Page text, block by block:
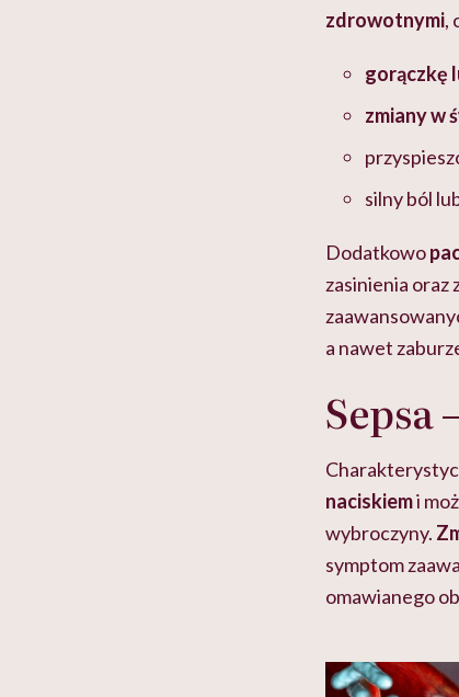
zdrowotnymi,
gorączkę
zmiany w
silny ból
Dodatkowo
zasinienia oraz
a nawet
Sepsa
naciskiemi
wybroczyny.
symptom
omawianego